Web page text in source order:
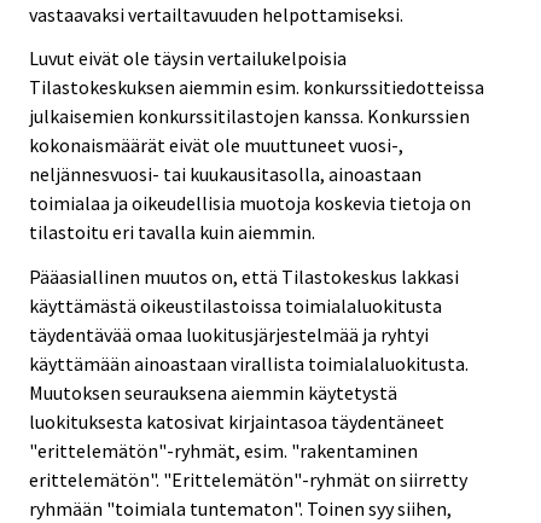
vastaavaksi vertailtavuuden helpottamiseksi.
Luvut eivät ole täysin vertailukelpoisia
Tilastokeskuksen aiemmin esim. konkurssitiedotteissa
julkaisemien konkurssitilastojen kanssa. Konkurssien
kokonaismäärät eivät ole muuttuneet vuosi-,
neljännesvuosi- tai kuukausitasolla, ainoastaan
toimialaa ja oikeudellisia muotoja koskevia tietoja on
tilastoitu eri tavalla kuin aiemmin.
Pääasiallinen muutos on, että Tilastokeskus lakkasi
käyttämästä oikeustilastoissa toimialaluokitusta
täydentävää omaa luokitusjärjestelmää ja ryhtyi
käyttämään ainoastaan virallista toimialaluokitusta.
Muutoksen seurauksena aiemmin käytetystä
luokituksesta katosivat kirjaintasoa täydentäneet
"erittelemätön"-ryhmät, esim. "rakentaminen
erittelemätön". "Erittelemätön"-ryhmät on siirretty
ryhmään "toimiala tuntematon". Toinen syy siihen,